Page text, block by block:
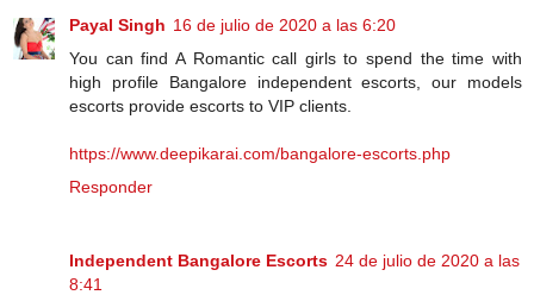
Payal Singh 16 de julio de 2020 a las 6:20
You can find A Romantic call girls to spend the time with
high profile Bangalore independent escorts, our models
escorts provide escorts to VIP clients.
https://www.deepikarai.com/bangalore-escorts.php
Responder
Independent Bangalore Escorts 24 de julio de 2020 a las
8:41